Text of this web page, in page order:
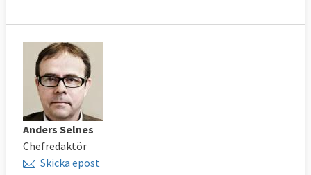
Anders Selnes
Chefredaktör
Skicka epost